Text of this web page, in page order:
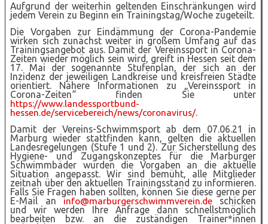
Aufgrund der weiterhin geltenden Einschränkungen wird
jedem Verein zu Beginn ein Trainingstag/Woche zugeteilt.
Die Vorgaben zur Eindämmung der Corona-Pandemie
wirken sich zunächst weiter in großem Umfang auf das
Trainingsangebot aus. Damit der Vereinssport in Corona-
Zeiten wieder möglich sein wird, greift in Hessen seit dem
17. Mai der sogenannte Stufenplan, der sich an der
Inzidenz der jeweiligen Landkreise und kreisfreien Städte
orientiert. Nähere Informationen zu „Vereinssport in
Corona-Zeiten“ finden Sie unter
https://www.landessportbund-
hessen.de/servicebereich/news/coronavirus/.
Damit der Vereins-Schwimmsport ab dem 07.06.21 in
Marburg wieder stattfinden kann, gelten die aktuellen
Landesregelungen (Stufe 1 und 2). Zur Sicherstellung des
Hygiene- und Zugangskonzeptes für die Marburger
Schwimmbäder wurden die Vorgaben an die aktuelle
Situation angepasst. Wir sind bemüht, alle Mitglieder
zeitnah über den aktuellen Trainingsstand zu informieren.
Falls Sie Fragen haben sollten, können Sie diese gerne per
E-Mail aninfo@marburgerschwimmverein.de schicken
und wir werden Ihre Anfrage dann schnellstmöglich
bearbeiten bzw. an die zuständigen Trainer*innen